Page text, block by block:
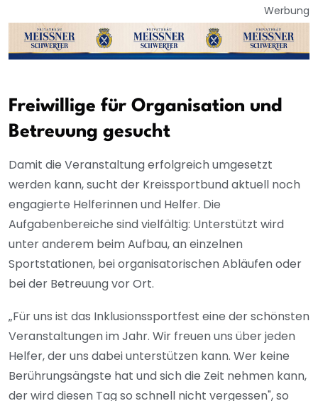
Werbung
Freiwillige für Organisation und
Betreuung gesucht
Damit die Veranstaltung erfolgreich umgesetzt
werden kann, sucht der Kreissportbund aktuell noch
engagierte Helferinnen und Helfer. Die
Aufgabenbereiche sind vielfältig: Unterstützt wird
unter anderem beim Aufbau, an einzelnen
Sportstationen, bei organisatorischen Abläufen oder
bei der Betreuung vor Ort.
„Für uns ist das Inklusionssportfest eine der schönsten
Veranstaltungen im Jahr. Wir freuen uns über jeden
Helfer, der uns dabei unterstützen kann. Wer keine
Berührungsängste hat und sich die Zeit nehmen kann,
der wird diesen Tag so schnell nicht vergessen", so